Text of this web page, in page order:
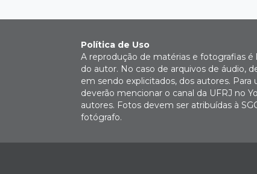
Política de Uso
A reprodução de matérias e fotografias
do autor. No caso de arquivos de áudio,
em sendo explicitados, dos autores.
deverão mencionar o canal da UFRJ no
autores. Fotos devem ser atribuídas à
fotógrafo.